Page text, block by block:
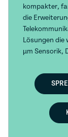
kompakter,
die
Lösungen die
µm Sensorik,